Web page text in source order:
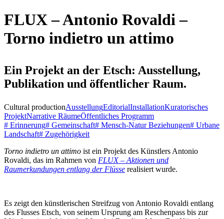
FLUX – Antonio Rovaldi –
Torno indietro un attimo
Ein Projekt an der Etsch: Ausstellung,
Publikation und öffentlicher Raum.
Cultural productionAusstellungEditorialInstallationKuratorisches
ProjektNarrative RäumeÖffentliches Programm
# Erinnerung# Gemeinschaft# Mensch-Natur Beziehungen# Urbane
Landschaft# Zugehörigkeit
Torno indietro un attimo ist ein Projekt des Künstlers Antonio
Rovaldi, das im Rahmen von FLUX – Aktionen und
Raumerkundungen entlang der Flüsse realisiert wurde.
Es zeigt den künstlerischen Streifzug von Antonio Rovaldi entlang
des Flusses Etsch, von seinem Ursprung am Reschenpass bis zur